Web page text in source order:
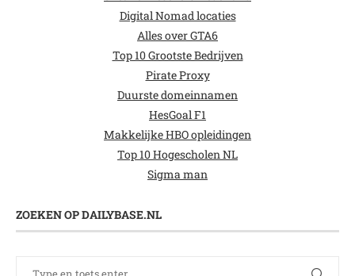
Digital Nomad locaties
Alles over GTA6
Top 10 Grootste Bedrijven
Pirate Proxy
Duurste domeinnamen
HesGoal F1
Makkelijke HBO opleidingen
Top 10 Hogescholen NL
Sigma man
ZOEKEN OP DAILYBASE.NL